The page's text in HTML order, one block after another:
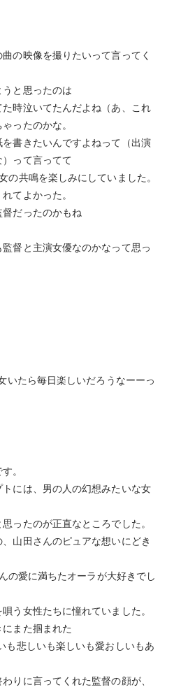
の映像を撮りたいって言ってく
と思ったのは
時泣いてたんだよね（あ、これ
ったのかな。
書きたいんですよねって（出演
って言ってて
の共鳴を楽しみにしていました。
てよかった。
だったのかもね
督と主演女優なのかなって思っ
いたら毎日楽しいだろうなーーっ
。
には、男の人の幻想みたいな女
ったのが正直なところでした。
山田さんのピュアな想いにどき
の愛に満ちたオーラが大好きでし
う女性たちに憧れていました。
また掴まれた
も悲しいも楽しいも愛おしいもあ
りに言ってくれた監督の顔が、